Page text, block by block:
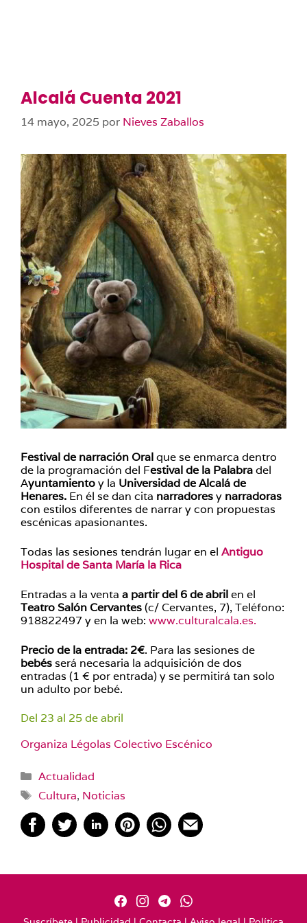
Alcalá Cuenta 2021
14 mayo, 2025 por Nieves Zaballos
Festival de narración Oralque se enmarca dentro
de la programación del Festival de la Palabradel
Ayuntamientoy la Universidad de Alcalá de
Henares. En él se dan cita narradoresy narradoras
con estilos diferentes de narrar y con propuestas
escénicas apasionantes.
Todas las sesiones tendrán lugar en el Antiguo
Hospital de Santa María la Rica
Entradas a la venta a partir del 6 de abrilen el
Teatro Salón Cervantes(c/ Cervantes, 7), Teléfono:
918822497 y en la web: www.culturalcala.es.
Precio de la entrada: 2€. Para las sesiones de
bebésserá necesaria la adquisición de dos
entradas (1 € por entrada) y se permitirá tan solo
un adulto por bebé.
Del 23 al 25 de abril
Organiza Légolas Colectivo Escénico
Categorías
Actualidad
Etiquetas
Cultura, Noticias